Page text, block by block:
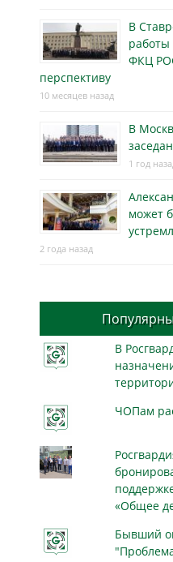
В
работы
ФКЦ
перспективу
10 месяцев назад
В
1 год
может
2 года назад
В
ЧОПам
«Общее
Бывший